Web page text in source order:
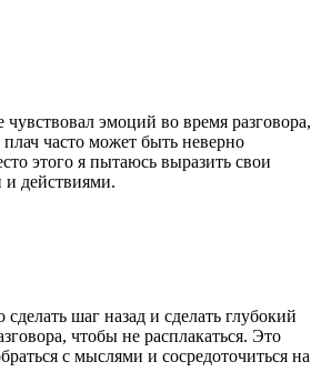
эмоций во время разговора,
часто может быть неверно
этого я пытаюсь выразить свои
действиями.
шаг назад и сделать глубокий
чтобы не расплакаться. Это
с мыслями и сосредоточиться на